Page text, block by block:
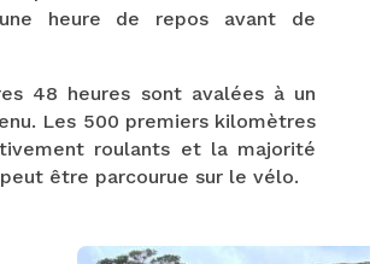
une heure de repos avant de
48 heures sont avalées à un
Les 500 premiers kilomètres
roulants et la majorité
être parcourue sur le vélo.